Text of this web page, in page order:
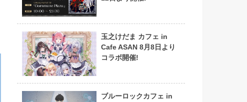
玉之けだま カフェ in
Cafe ASAN 8月8日より
コラボ開催!
ブルーロックカフェ in